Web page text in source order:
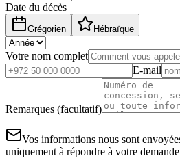
Date du décès
Grégorien Hébraïque
Votre nom complet
E-mail
Remarques (facultatif)
Vos informations nous sont
uniquement à répondre à votre